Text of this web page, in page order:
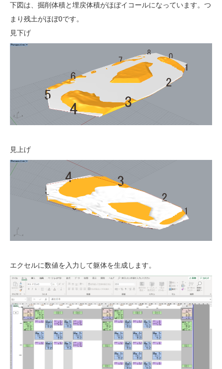
下図は、掘削体積と埋戻体積がほぼイコールになっています。つ
まり残土がほぼ0です。
見下げ
見上げ
エクセルに数値を入力して躯体を生成します。